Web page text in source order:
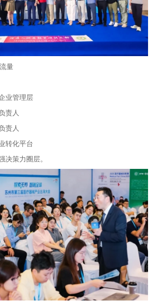
量
业管理层
责人
责人
转化平台
策力圈层。